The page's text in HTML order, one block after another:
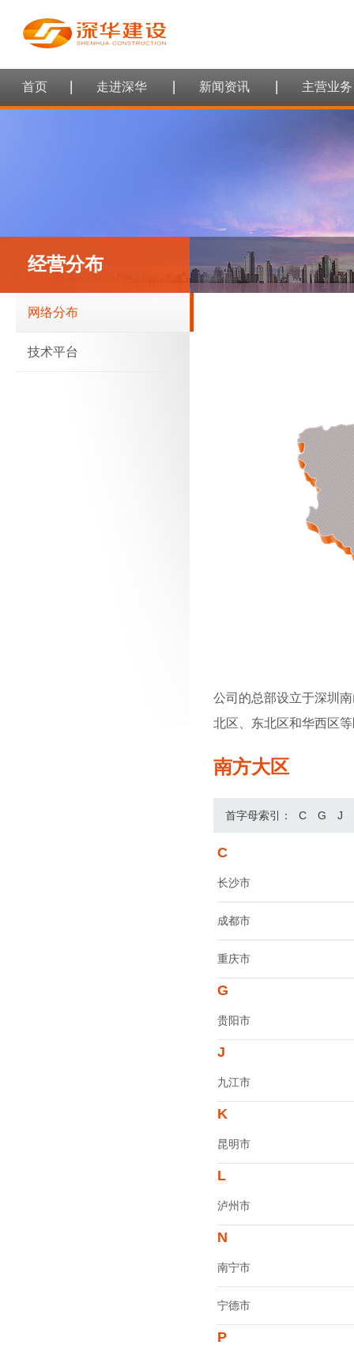
首页 走进深华 新闻资讯 主营业务
经营分布
网络分布
技术平台
公司的总部设立于深圳
北区、东北区和华西区
南方大区
首字母索引： C G J
C
长沙市
成都市
重庆市
G
贵阳市
J
九江市
K
昆明市
L
泸州市
N
南宁市
宁德市
P